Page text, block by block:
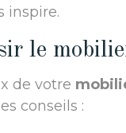
inspire.
le
de votre
conseils :